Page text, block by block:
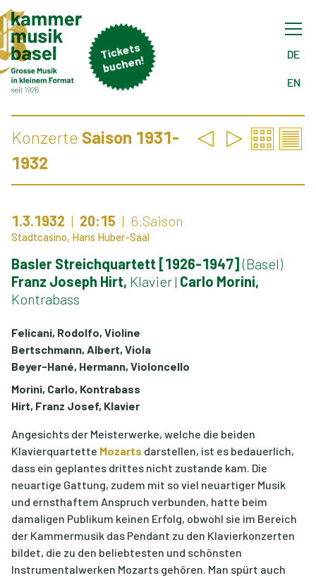
Tick
ets
buch
en! DE
EN
Konzerte Saison 1931-
1932
1.3.1932 20:15 6.Saison
Stadtcasino, Hans Huber-Saal
Basler Streichquartett [1926-1947](Basel)
Franz Joseph Hirt, Klavier| Carlo Morini,
Kontrabass
Felicani, Rodolfo, Violine
Bertschmann, Albert, Viola
Beyer-Hané, Hermann, Violoncello
Morini, Carlo, Kontrabass
Hirt, Franz Josef, Klavier
Angesichts der Meisterwerke, welche die beiden
Klavierquartette Mozarts darstellen, ist es bedauerlich,
dass ein geplantes drittes nicht zustande kam. Die
neuartige Gattung, zudem mit so viel neuartiger Musik
und ernsthaftem Anspruch verbunden, hatte beim
damaligen Publikum keinen Erfolg, obwohl sie im Bereich
der Kammermusik das Pendant zu den Klavierkonzerten
bildet, die zu den beliebtesten und schönsten
Instrumentalwerken Mozarts gehören. Man spürt auch